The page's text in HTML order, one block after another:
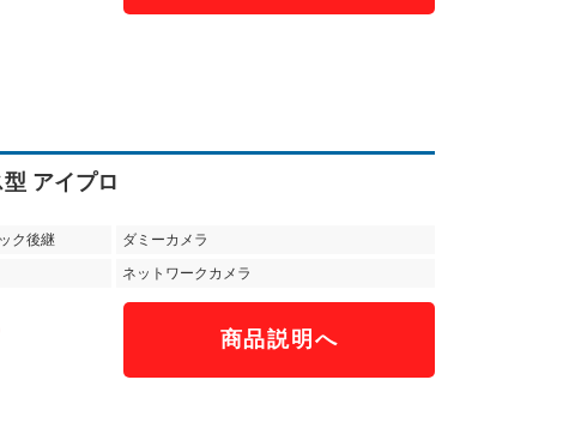
アイプロ
ク後継
ダミーカメラ
ネットワークカメラ
商品説明へ